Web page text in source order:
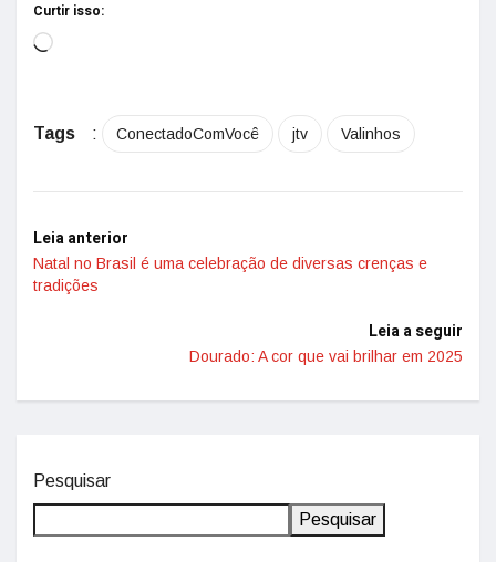
Curtir isso:
Tags : ConectadoComVocê jtv Valinhos
Leia anterior
Natal no Brasil é uma celebração de diversas crenças e
tradições
Leia a seguir
Dourado: A cor que vai brilhar em 2025
Pesquisar
Pesquisar